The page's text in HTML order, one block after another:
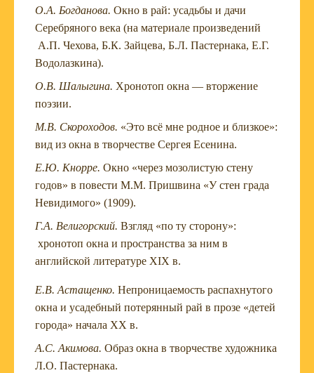
О.А. Богданова. Окно в рай: усадьбы и дачи
Серебряного века (на материале произведений
А.П. Чехова, Б.К. Зайцева, Б.Л. Пастернака, Е.Г.
Водолазкина).
О.В. Шалыгина. Хронотоп окна — вторжение
поэзии.
М.В. Скороходов. «Это всё мне родное и близкое»:
вид из окна в творчестве Сергея Есенина.
Е.Ю. Кнорре. Окно «через мозолистую стену
годов» в повести М.М. Пришвина «У стен града
Невидимого» (1909).
Г.А. Велигорский. Взгляд «по ту сторону»:
хронотоп окна и пространства за ним в
английской литературе XIX в.
Е.В. Астащенко. Непроницаемость распахнутого
окна и усадебный потерянный рай в прозе «детей
города» начала XX в.
А.С. Акимова. Образ окна в творчестве художника
Л.О. Пастернака.